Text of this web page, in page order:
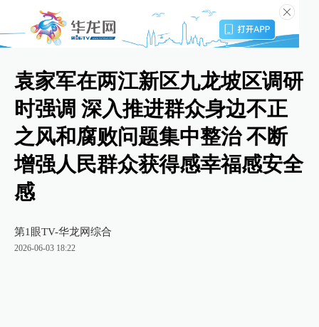
袁家军在两江新区九龙坡区调研
时强调 深入推进群众身边不正
之风和腐败问题集中整治 不断
增强人民群众获得感幸福感安全
感
第1眼TV-华龙网综合
2026-06-03 18:22